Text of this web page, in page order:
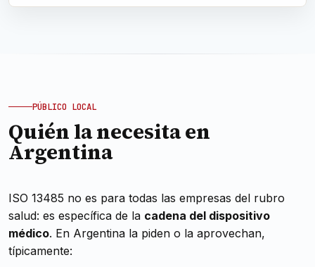
PÚBLICO LOCAL
Quién la necesita en
Argentina
ISO 13485 no es para todas las empresas del rubro
salud: es específica de la cadena del dispositivo
médico. En Argentina la piden o la aprovechan,
típicamente: